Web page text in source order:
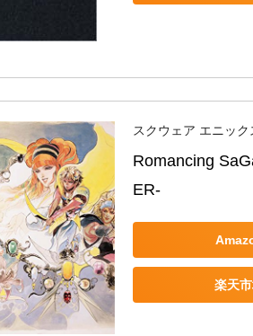
スクウェア エニック
Romancing
ER-
楽天